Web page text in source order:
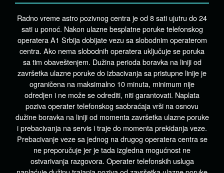
Radno vreme astro pozivnog centra je od 8 sati ujutru do 24
sati u ponoć. Nakon ulazne besplatne poruke telefonskog
operatera A1 Srbija dobijate vezu sa slobodnim operaterom
centra. Ako nema slobodnih operatera uključuje se poruka
sa tim obaveštenjem. Dužina perioda boravka na liniji od
završetka ulazne poruke do izbacivanja sa pristupne linije je
ograničena na maksimalno 10 minuta, minimum nije
odredjen i ne može se odrediti, niti garantovati. Naplata
poziva operater telefonskog saobraćaja vrši na osnovu
dužine boravka na liniji od momenta završetka ulazne poruke
i prebacivanja na servis i traje do momenta prekidanja veze.
Prebacivanje veze sa jednog na drugog operatera centra se
ne preporučuje jer je tada izgledna mogućnost ne
ostvarivanja razgovora. Operater telefonskih usluga